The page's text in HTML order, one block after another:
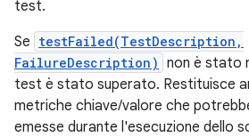
test.
Se testFailed(TestDescription,
FailureDescription) non è stato
test è stato superato. Restituisce
metriche chiave/valore che
emesse durante l'esecuzione dello